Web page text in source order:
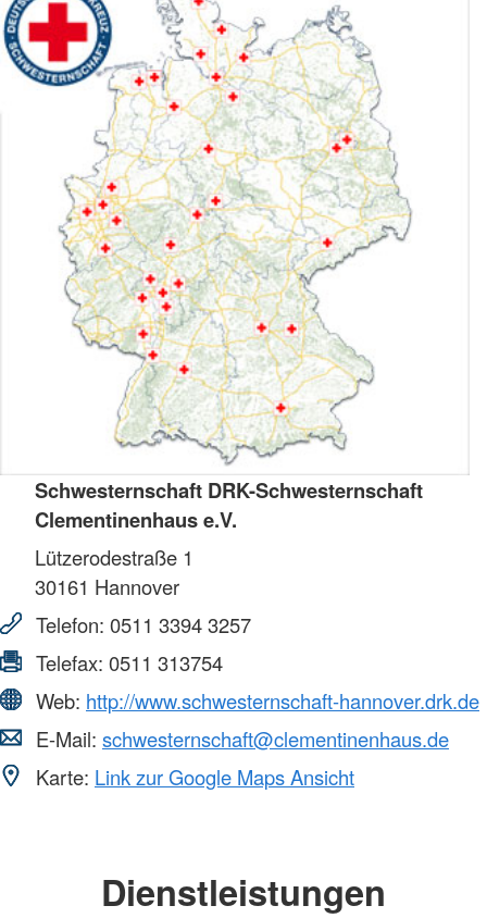
Schwesternschaft DRK-Schwesternschaft
Clementinenhaus e.V.
Lützerodestraße 1
30161 Hannover
Telefon: 0511 3394 3257
Telefax: 0511 313754
Web: http://www.schwesternschaft-hannover.drk.de
E-Mail: schwesternschaft@clementinenhaus.de
Karte: Link zur Google Maps Ansicht
Dienstleistungen